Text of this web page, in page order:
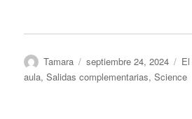
Autor
Tamara
Publicado
el
septiembre 24, 2024
aula,Salidas complementarias,Science